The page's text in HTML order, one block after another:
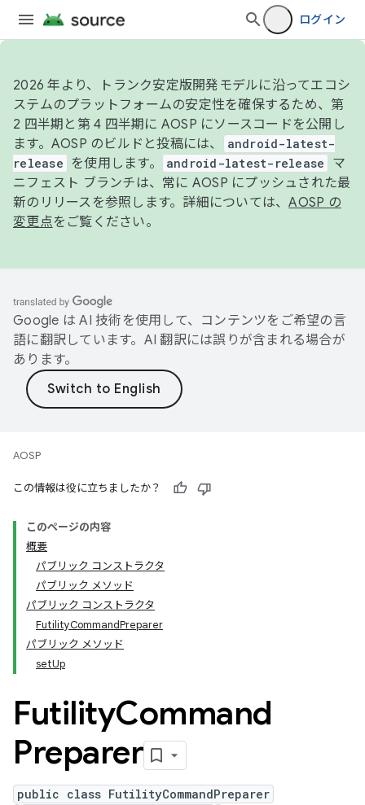
ログイン
2026 年より、トランク安定版開発モデルに沿ってエコシ
ステムのプラットフォームの安定性を確保するため、第
2 四半期と第 4 四半期に AOSP にソースコードを公開し
ます。AOSP のビルドと投稿には、
android-latest-
release
を使用します。 android-latest-release
マ
ニフェスト ブランチは、常に AOSP にプッシュされた最
新のリリースを参照します。詳細については、AOSP の
変更点をご覧ください。
Google は AI 技術を使用して、コンテンツをご希望の言
語に翻訳しています。AI 翻訳には誤りが含まれる場合が
あります。
AOSP
この情報は役に立ちましたか？
このページの内容
概要
パブリック コンストラクタ
パブリック メソッド
パブリック コンストラクタ
FutilityCommandPreparer
パブリック メソッド
setUp
FutilityCommand
Preparer
public class FutilityCommandPreparer